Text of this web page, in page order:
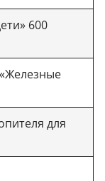
600
для